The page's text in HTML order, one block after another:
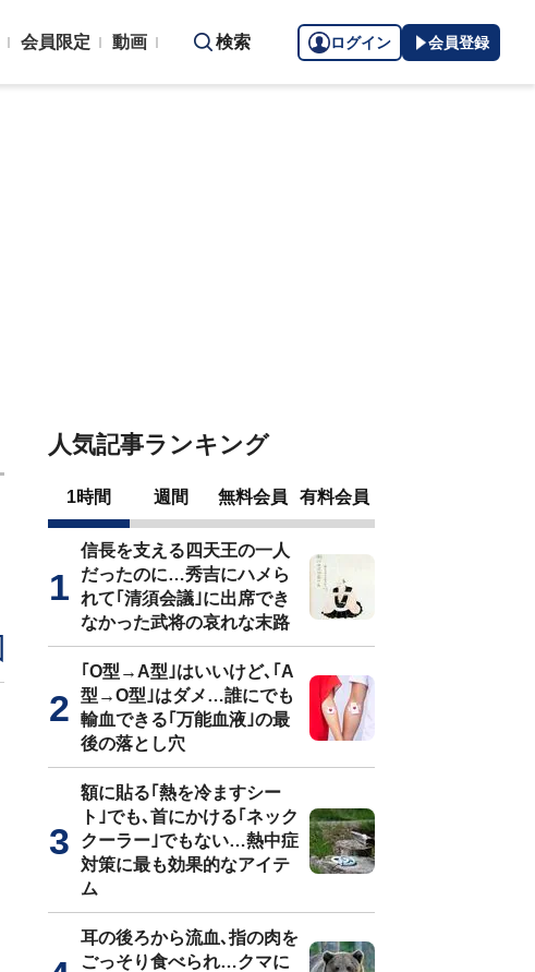
会員限定 動画 検索 ログイン 会員登録
人気記事ランキング
1時間 週間 無料会員 有料会員
信長を支える四天王の一人
だったのに…秀吉にハメら
れて｢清須会議｣に出席でき
なかった武将の哀れな末路
｢O型→A型｣はいいけど､｢A
型→O型｣はダメ…誰にでも
輸血できる｢万能血液｣の最
後の落とし穴
額に貼る｢熱を冷ますシー
ト｣でも､首にかける｢ネック
クーラー｣でもない…熱中症
対策に最も効果的なアイテ
ム
耳の後ろから流血､指の肉を
ごっそり食べられ…クマに